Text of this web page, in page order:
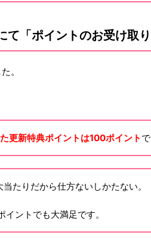
て「ポイントのお受け取り
。
更新特典ポイントは100ポイント
たりだから仕方ないしかたない。
ントでも大満足です。